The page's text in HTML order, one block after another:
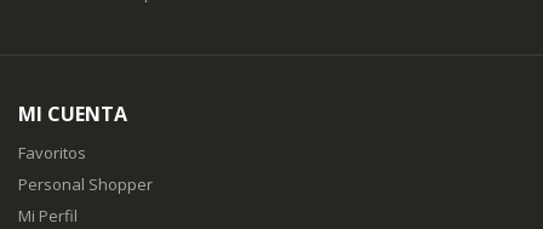
MI CUENTA
Favoritos
Personal Shopper
Mi Perfil